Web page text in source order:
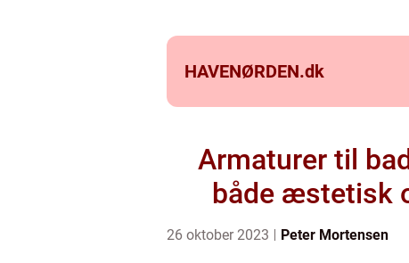
HAVENØRDEN.dk
Armaturer til
både æstetisk
26 oktober 2023 Peter Mortensen